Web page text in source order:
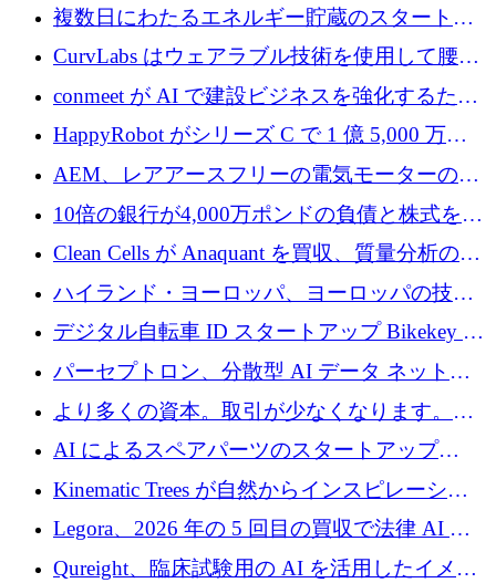
ジェンスを構築するために 100 万ドルを調達
複数日にわたるエネルギー貯蔵のスタートア
ップ、Ore Energy が新たな投資ラウンドで
4,300 万ドルを獲得
CurvLabs はウェアラブル技術を使用して腰痛
治療をどのように再考しているか
conmeet が AI で建設ビジネスを強化するため
に 600 万ユーロを調達
HappyRobot がシリーズ C で 1 億 5,000 万ド
ルを獲得し、企業運営向けにエージェント AI
を拡張
AEM、レアアースフリーの電気モーターの革
新を加速するために1,600万ポンドを確保
10倍の銀行が4,000万ポンドの負債と株式を調
達
Clean Cells が Anaquant を買収、質量分析の専
門知識によるバイオ医薬品の品質管理を拡大
ハイランド・ヨーロッパ、ヨーロッパの技術
規模拡大を支援するために11億ユーロのファ
ンドVIを閉鎖
デジタル自転車 ID スタートアップ Bikekey が
TÖNNJES への投資を確保
パーセプトロン、分散型 AI データ ネットワ
ークの構築に 650 万ドルを調達
より多くの資本。取引が少なくなります。
2026 年上半期がヨーロッパのテクノロジーに
ついて語ること
AI によるスペアパーツのスタートアップ
Intropy が 1,100 万ドルを調達
Kinematic Trees が自然からインスピレーショ
ンを得たロボット ソフトウェアを拡張するた
めに 58 万 5,000 ポンドを調達
Legora、2026 年の 5 回目の買収で法律 AI ス
タートアップ Wexler を買収
Qureight、臨床試験用の AI を活用したイメー